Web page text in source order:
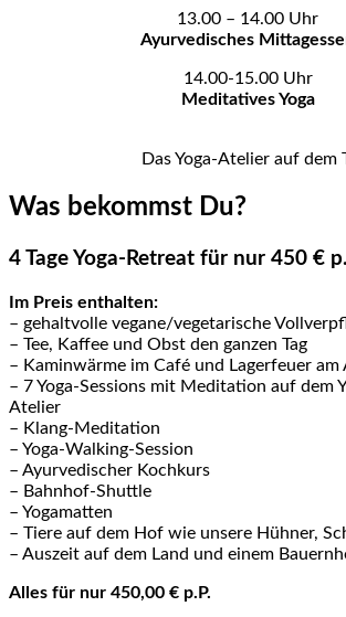
13.00 – 14.00 Uhr
Ayurvedisches
14.00-15.00 Uhr
Meditatives Yoga
Das Yoga-Atelier auf
Was bekommst Du?
4 Tage Yoga-Retreat für nur 450 €
Im Preis enthalten:
– gehaltvolle vegane/vegetarische
– Tee, Kaffee und Obst den ganzen Tag
– Kaminwärme im Café und Lagerfeuer am
– 7 Yoga-Sessions mit Meditation auf dem
Atelier
– Klang-Meditation
– Yoga-Walking-Session
– Ayurvedischer Kochkurs
– Bahnhof-Shuttle
– Yogamatten
– Tiere auf dem Hof wie unsere Hühner,
– Auszeit auf dem Land und einem
Alles für nur 450,00 € p.P.